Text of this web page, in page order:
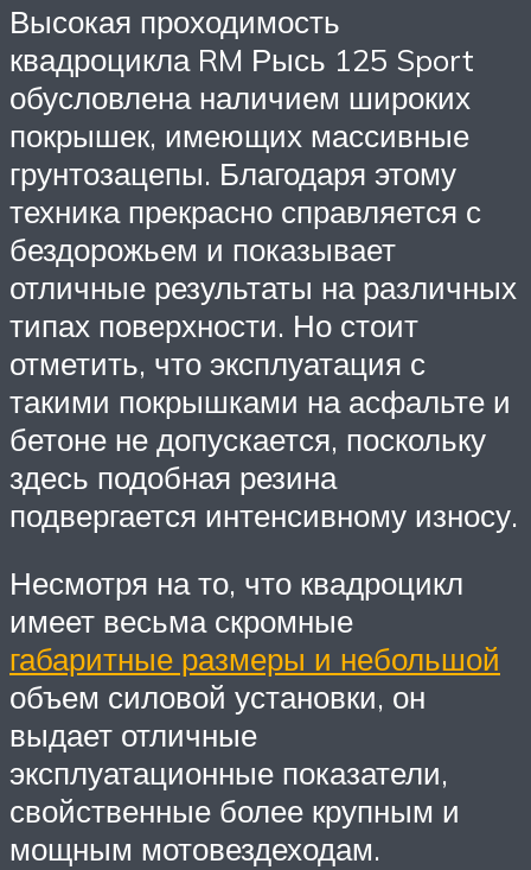
Высокая проходимость
квадроцикла RM Рысь 125 Sport
обусловлена наличием широких
покрышек, имеющих массивные
грунтозацепы. Благодаря этому
техника прекрасно справляется с
бездорожьем и показывает
отличные результаты на различных
типах поверхности. Но стоит
отметить, что эксплуатация с
такими покрышками на асфальте и
бетоне не допускается, поскольку
здесь подобная резина
подвергается интенсивному износу.
Несмотря на то, что квадроцикл
имеет весьма скромные
габаритные размеры и небольшой
объем силовой установки, он
выдает отличные
эксплуатационные показатели,
свойственные более крупным и
мощным мотовездеходам.